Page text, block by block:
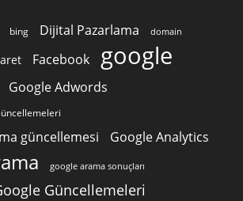
bing Dijital Pazarlama domain
Facebook google
Google Adwords
güncellemesi Google Analytics
google arama sonuçları
Güncellemeleri